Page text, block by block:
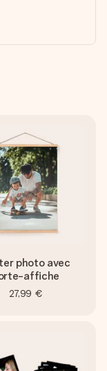
photo avec
affiche
27,99 €